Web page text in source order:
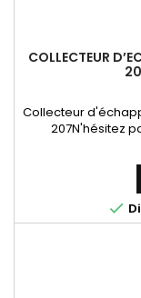
COLLECTEUR
Collecteur
207N'hésitez
